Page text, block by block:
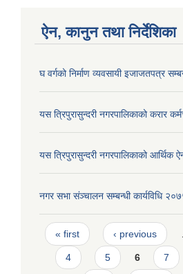
ऐन, कानुन तथा निर्देशिका
घ वर्गको निर्माण व्यवसायी इजाजतपत्र
यस त्रिपुरासुन्दरी नगरपालिकाको करार
यस त्रिपुरासुन्दरी नगरपालिकाको आर्थिक
नगर सभा संञ्चालन सम्बन्धी कार्यविधि
Pages
« first ‹ previous
4 5 6 7